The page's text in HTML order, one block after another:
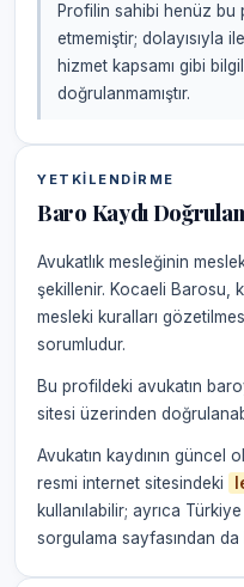
Profilin sahibi henüz bu
etmemiştir; dolayısıyla
hizmet kapsamı gibi
doğrulanmamıştır.
YETKILENDIRME
Baro Kaydı
Avukatlık mesleğinin
şekillenir. Kocaeli Barosu,
mesleki kuralları
sorumludur.
Bu profildeki avukatın
sitesi üzerinden
Avukatın kaydının
resmi internet sitesindeki
kullanılabilir; ayrıca
sorgulama sayfasından da